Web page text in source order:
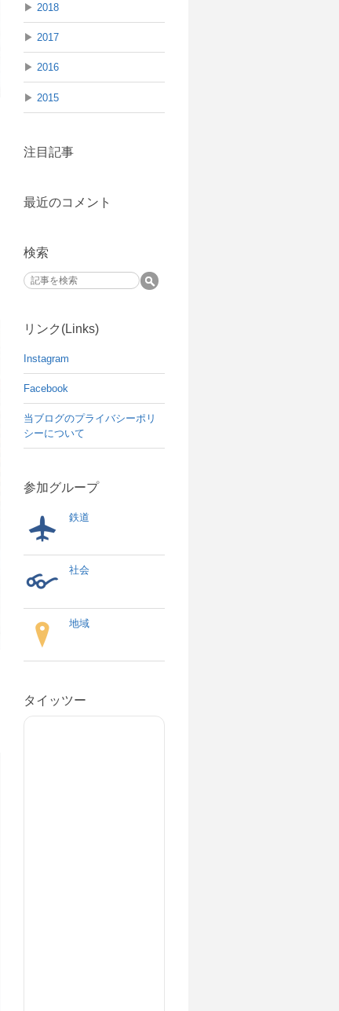
▶ 2018
▶ 2017
▶ 2016
▶ 2015
注目記事
最近のコメント
検索
リンク(Links)
Instagram
Facebook
当ブログのプライバシーポリ
シーについて
参加グループ
鉄道
社会
地域
タイッツー